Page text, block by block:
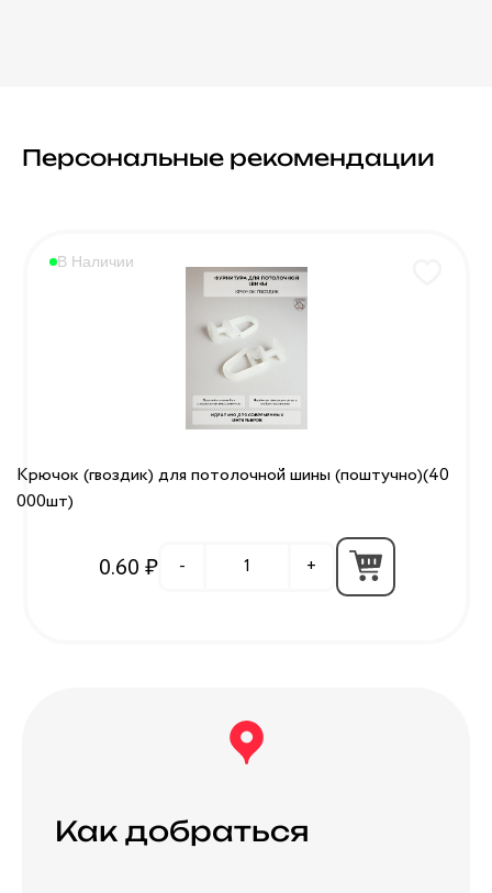
Персональные рекомендации
Крючок (гвоздик) для потолочной шины (поштучно)(40
000шт)
В Наличии
0.60 ₽ - +
Как добраться